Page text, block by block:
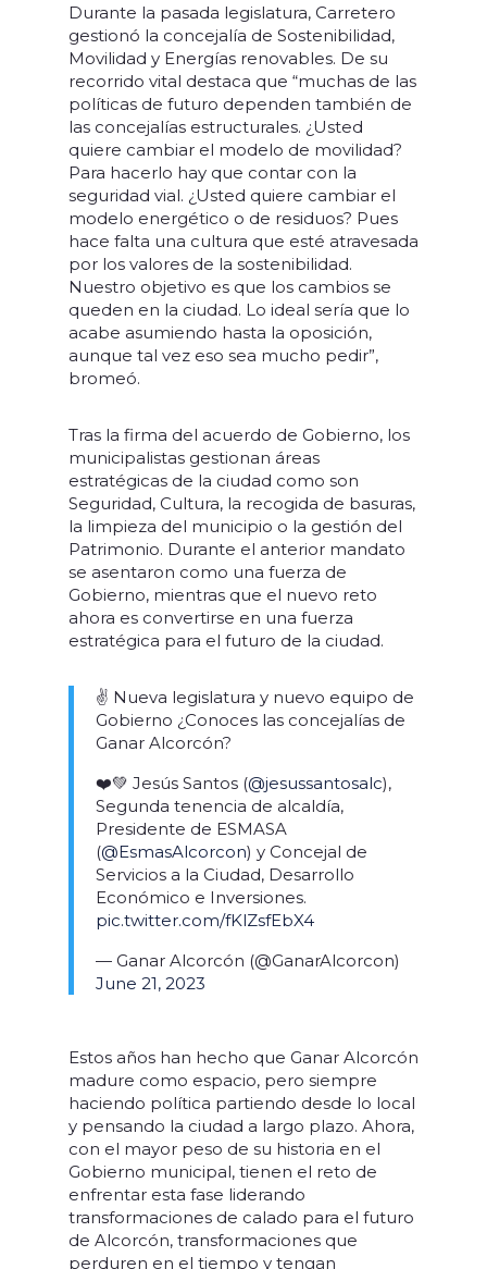
Durante la pasada legislatura, Carretero
gestionó la concejalía de Sostenibilidad,
Movilidad y Energías renovables. De su
recorrido vital destaca que “muchas de las
políticas de futuro dependen también de
las concejalías estructurales. ¿Usted
quiere cambiar el modelo de movilidad?
Para hacerlo hay que contar con la
seguridad vial. ¿Usted quiere cambiar el
modelo energético o de residuos? Pues
hace falta una cultura que esté atravesada
por los valores de la sostenibilidad.
Nuestro objetivo es que los cambios se
queden en la ciudad. Lo ideal sería que lo
acabe asumiendo hasta la oposición,
aunque tal vez eso sea mucho pedir”,
bromeó.
Tras la firma del acuerdo de Gobierno, los
municipalistas gestionan áreas
estratégicas de la ciudad como son
Seguridad, Cultura, la recogida de basuras,
la limpieza del municipio o la gestión del
Patrimonio. Durante el anterior mandato
se asentaron como una fuerza de
Gobierno, mientras que el nuevo reto
ahora es convertirse en una fuerza
estratégica para el futuro de la ciudad.
✌️ Nueva legislatura y nuevo equipo de
Gobierno ¿Conoces las concejalías de
Ganar Alcorcón?
❤️💚 Jesús Santos (@jesussantosalc),
Segunda tenencia de alcaldía,
Presidente de ESMASA
(@EsmasAlcorcon) y Concejal de
Servicios a la Ciudad, Desarrollo
Económico e Inversiones.
pic.twitter.com/fKlZsfEbX4
— Ganar Alcorcón (@GanarAlcorcon)
June 21, 2023
Estos años han hecho que Ganar Alcorcón
madure como espacio, pero siempre
haciendo política partiendo desde lo local
y pensando la ciudad a largo plazo. Ahora,
con el mayor peso de su historia en el
Gobierno municipal, tienen el reto de
enfrentar esta fase liderando
transformaciones de calado para el futuro
de Alcorcón, transformaciones que
perduren en el tiempo y tengan